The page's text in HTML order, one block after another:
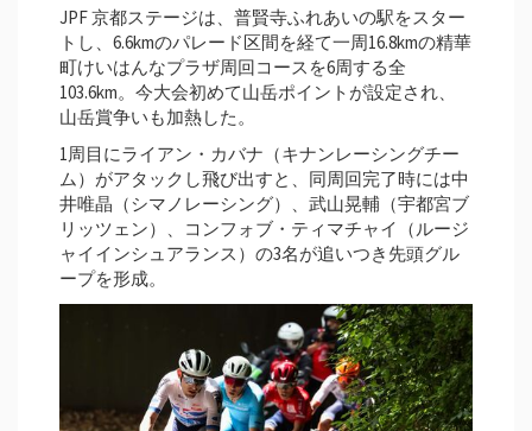
JPF 京都ステージは、普賢寺ふれあいの駅をスター
トし、6.6kmのパレード区間を経て一周16.8kmの精華
町けいはんなプラザ周回コースを6周する全
103.6km。今大会初めて山岳ポイントが設定され、
山岳賞争いも加熱した。
1周目にライアン・カバナ（キナンレーシングチー
ム）がアタックし飛び出すと、同周回完了時には中
井唯晶（シマノレーシング）、武山晃輔（宇都宮ブ
リッツェン）、コンフォブ・ティマチャイ（ルージ
ャイインシュアランス）の3名が追いつき先頭グル
ープを形成。